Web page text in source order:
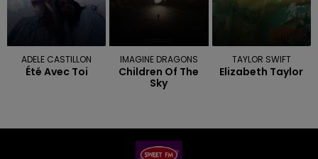
ADELE CASTILLON
Été Avec Toi
IMAGINE DRAGONS
Children Of The
Sky
TAYLOR SWIFT
Elizabeth Taylor